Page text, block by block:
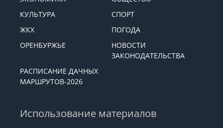
КУЛЬТУРА
СПОРТ
ЖКХ
ПОГОДА
ОРЕНБУРЖЬЕ
НОВОСТИ
ЗАКОНОДАТЕЛЬСТВА
РАСПИСАНИЕ ДАЧНЫХ
МАРШРУТОВ-2026
Использование материалов